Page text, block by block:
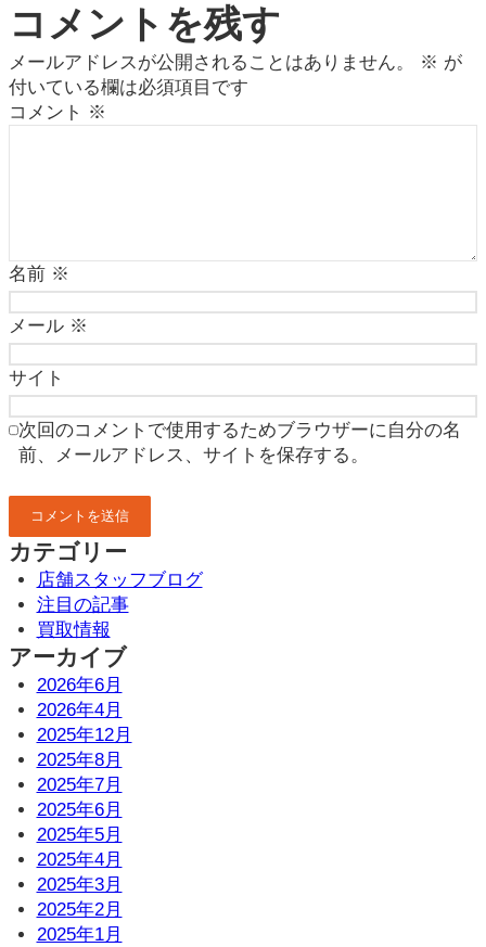
コメントを残す
メールアドレスが公開されることはありません。 ※ が
付いている欄は必須項目です
コメント ※
名前 ※
メール ※
サイト
次回のコメントで使用するためブラウザーに自分の名
前、メールアドレス、サイトを保存する。
カテゴリー
店舗スタッフブログ
注目の記事
買取情報
アーカイブ
2026年6月
2026年4月
2025年12月
2025年8月
2025年7月
2025年6月
2025年5月
2025年4月
2025年3月
2025年2月
2025年1月